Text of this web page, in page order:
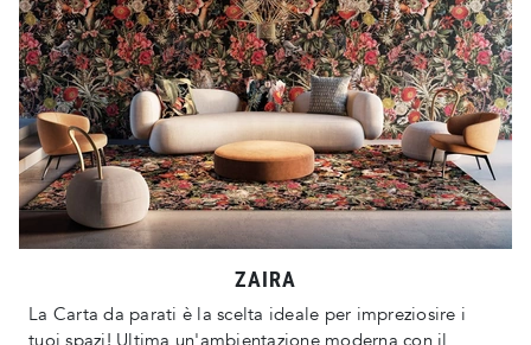
ZAIRA
La Carta da parati è la scelta ideale per impreziosire i